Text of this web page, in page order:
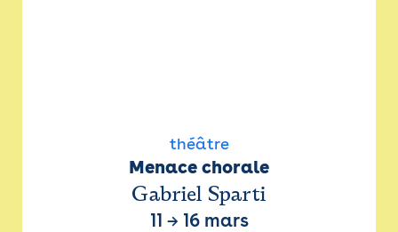
théâtre
Menace chorale
Gabriel Sparti
11 → 16 mars